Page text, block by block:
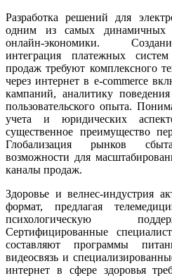
Разработка решений для
одним из самых динамичных
онлайн-экономики.
интеграция платежных
продаж требуют комплексного
через интернет в e-commerce
кампаний, аналитику
пользовательского опыта.
учета и юридических
существенное преимущество
Глобализация рынков
возможности для
каналы продаж.
Здоровье и велнес-индустрия
формат, предлагая
психологическую
Сертифицированные
составляют программы
видеосвязь и
интернет в сфере здоровья